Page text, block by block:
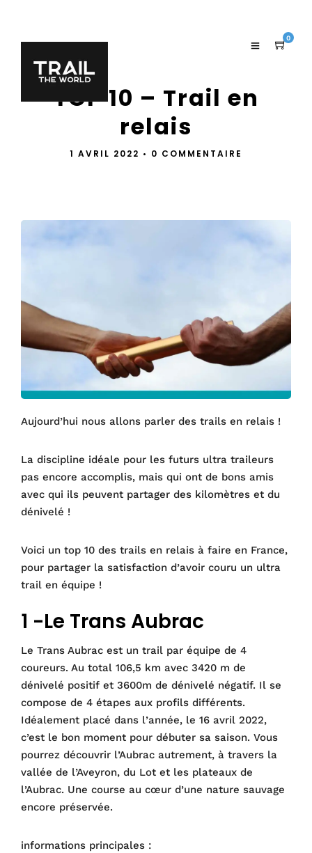
0
TOP 10 – Trail en
relais
1 AVRIL 2022 • 0 COMMENTAIRE
Aujourd’hui nous allons parler des trails en relais !
La discipline idéale pour les futurs ultra traileurs
pas encore accomplis, mais qui ont de bons amis
avec qui ils peuvent partager des kilomètres et du
dénivelé !
Voici un top 10 des trails en relais à faire en France,
pour partager la satisfaction d’avoir couru un ultra
trail en équipe !
1 -Le Trans Aubrac
Le Trans Aubrac est un trail par équipe de 4
coureurs. Au total 106,5 km avec 3420 m de
dénivelé positif et 3600m de dénivelé négatif. Il se
compose de 4 étapes aux profils différents.
Idéalement placé dans l’année, le 16 avril 2022,
c’est le bon moment pour débuter sa saison. Vous
pourrez découvrir l’Aubrac autrement, à travers la
vallée de l’Aveyron, du Lot et les plateaux de
l’Aubrac. Une course au cœur d’une nature sauvage
encore préservée.
informations principales :